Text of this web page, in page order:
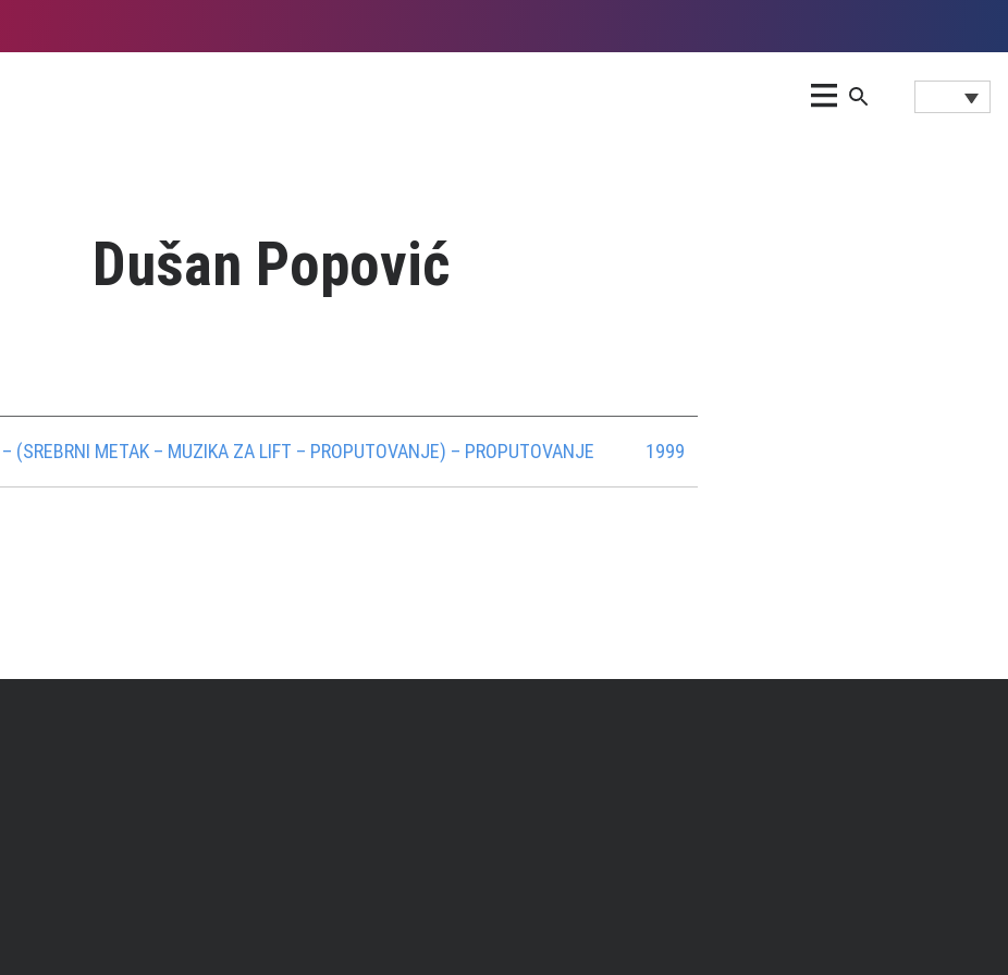
Dušan Popović
(SREBRNI METAK – MUZIKA ZA LIFT – PROPUTOVANJE) – PROPUTOVANJE 1999